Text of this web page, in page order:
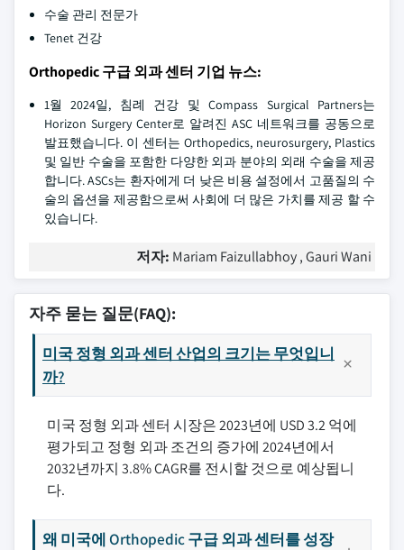
수술 관리 전문가
Tenet 건강
Orthopedic 구급 외과 센터 기업 뉴스:
1월 2024일, 침례 건강 및 Compass Surgical Partners는
Horizon Surgery Center로 알려진 ASC 네트워크를 공동으로
발표했습니다. 이 센터는 Orthopedics, neurosurgery, Plastics
및 일반 수술을 포함한 다양한 외과 분야의 외래 수술을 제공
합니다. ASCs는 환자에게 더 낮은 비용 설정에서 고품질의 수
술의 옵션을 제공함으로써 사회에 더 많은 가치를 제공 할 수
있습니다.
저자: Mariam Faizullabhoy , Gauri Wani
자주 묻는 질문(FAQ):
미국 정형 외과 센터 산업의 크기는 무엇입니
까?
미국 정형 외과 센터 시장은 2023년에 USD 3.2 억에
평가되고 정형 외과 조건의 증가에 2024년에서
2032년까지 3.8% CAGR를 전시할 것으로 예상됩니
다.
왜 미국에 Orthopedic 구급 외과 센터를 성장